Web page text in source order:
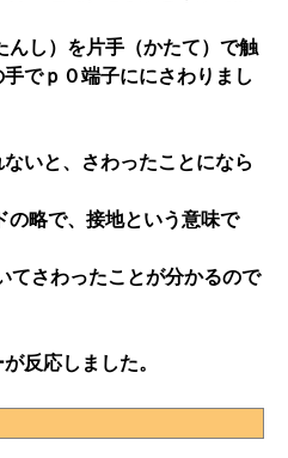
んし）を片手（かたて）で触
手でｐ０端子ににさわりまし
いと、さわったことになら
の略で、接地という意味で
てさわったことが分かるので
反応しました。